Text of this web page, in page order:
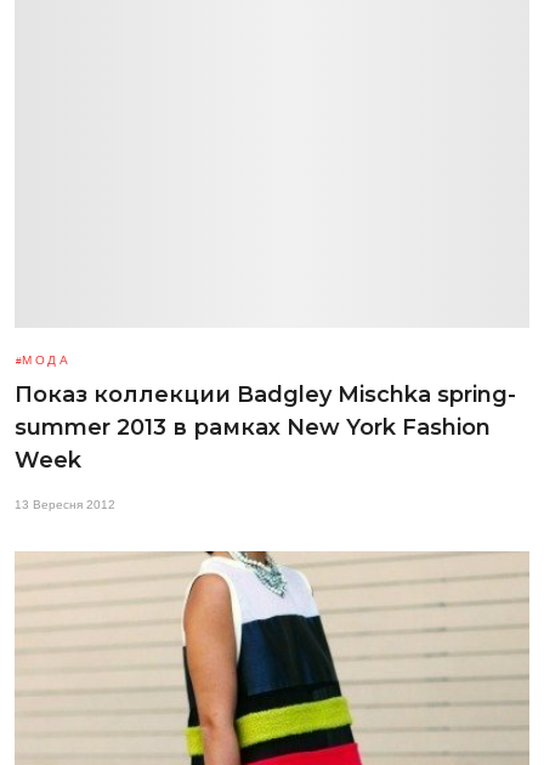
МОДА
Показ коллекции Badgley Mischka spring-
summer 2013 в рамках New York Fashion
Week
13 Вересня 2012